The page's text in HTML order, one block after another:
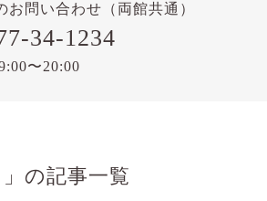
お問い合わせ（両館共通）
34-1234
〜20:00
」の記事一覧